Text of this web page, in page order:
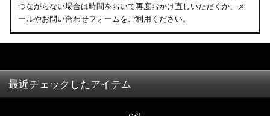
つながらない場合は時間をおいて再度おかけ直しいただくか、メ
ールやお問い合わせフォームをご利用ください。
最近チェックしたアイテム